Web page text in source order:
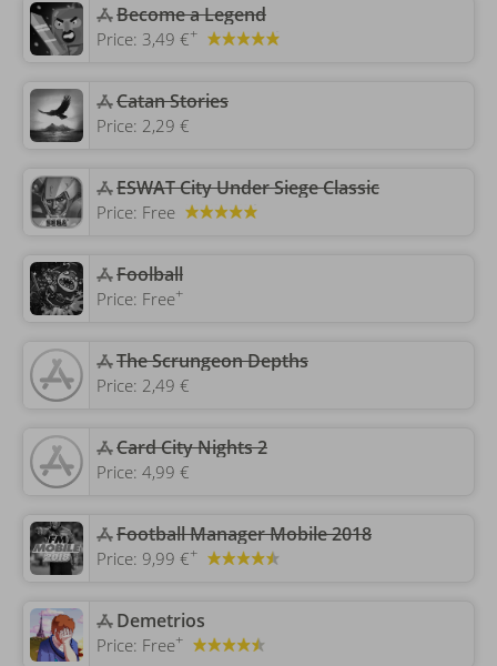
Become a Legend
Price: 3,49 €+
Catan Stories
Price: 2,29 €
‎ESWAT City Under Siege Classic
Price: Free
Foolball
Price: Free+
‎The Scrungeon Depths
Price: 2,49 €
‎Card City Nights 2
Price: 4,99 €
Football Manager Mobile 2018
Price: 9,99 €+
‎Demetrios
Price: Free+